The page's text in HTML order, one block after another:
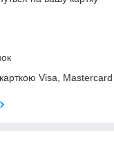
Visa,